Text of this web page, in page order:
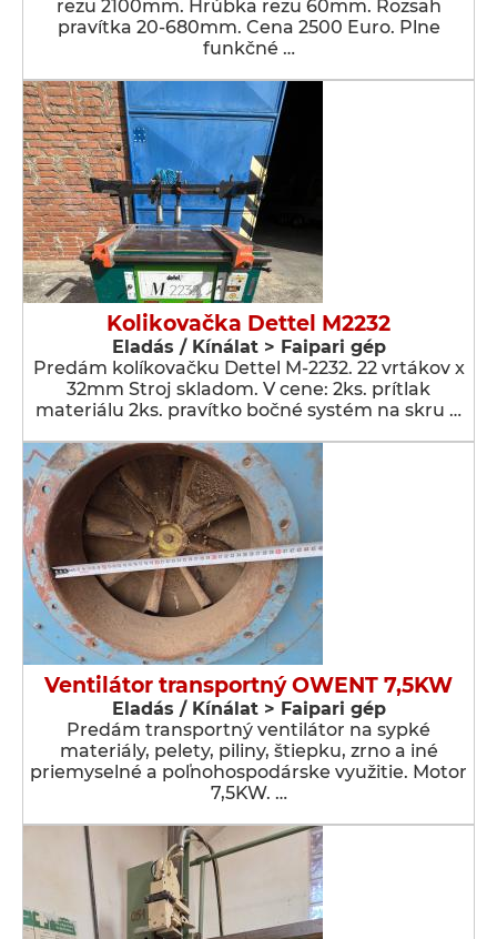
rezu 2100mm. Hrúbka rezu 60mm. Rozsah
pravítka 20-680mm. Cena 2500 Euro. Plne
funkčné …
Kolikovačka Dettel M2232
Eladás / Kínálat > Faipari gép
Predám kolíkovačku Dettel M-2232. 22 vrtákov x
32mm Stroj skladom. V cene: 2ks. prítlak
materiálu 2ks. pravítko bočné systém na skru …
Ventilátor transportný OWENT 7,5KW
Eladás / Kínálat > Faipari gép
Predám transportný ventilátor na sypké
materiály, pelety, piliny, štiepku, zrno a iné
priemyselné a poľnohospodárske využitie. Motor
7,5KW. …